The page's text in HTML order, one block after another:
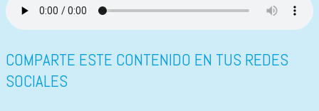
COMPARTE ESTE CONTENIDO EN TUS REDES
SOCIALES